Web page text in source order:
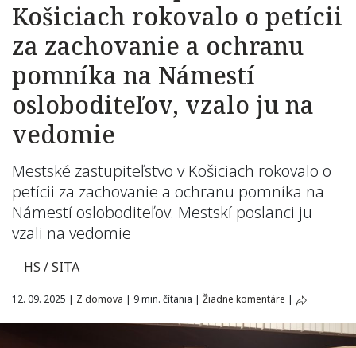
Košiciach rokovalo o petícii
za zachovanie a ochranu
pomníka na Námestí
osloboditeľov, vzalo ju na
vedomie
Mestské zastupiteľstvo v Košiciach rokovalo o
petícii za zachovanie a ochranu pomníka na
Námestí osloboditeľov. Mestskí poslanci ju
vzali na vedomie
HS / SITA
12. 09. 2025 | Z domova | 9 min. čítania | Žiadne komentáre |